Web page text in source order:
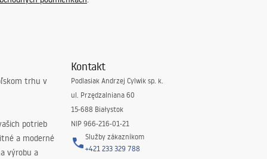
trhu v
potrieb
a moderné
výrobu a
Kontakt
Podlasiak Andrzej Cylwik sp. k.
ul. Przędzalniana 60
15-688 Białystok
NIP 966-216-01-21
Služby zákazníkom
+421 233 329 788